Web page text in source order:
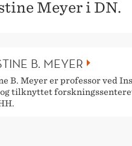
Meyer i DN.
B. MEYER
B. Meyer er professor ved
tilknyttet